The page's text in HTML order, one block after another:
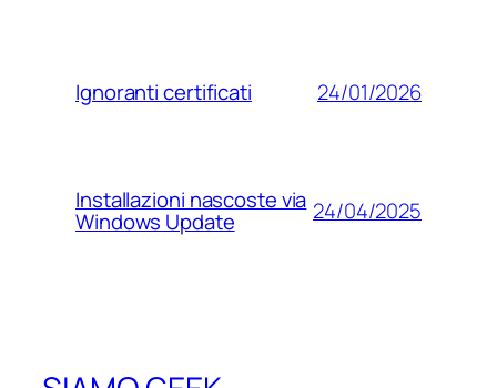
Ignoranti certificati 24/01/2026
Installazioni nascoste via
Windows Update 24/04/2025